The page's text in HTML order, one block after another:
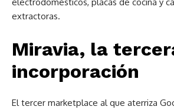
extractoras.
Miravia, la
incorporación
El tercer marketplace al que aterriza